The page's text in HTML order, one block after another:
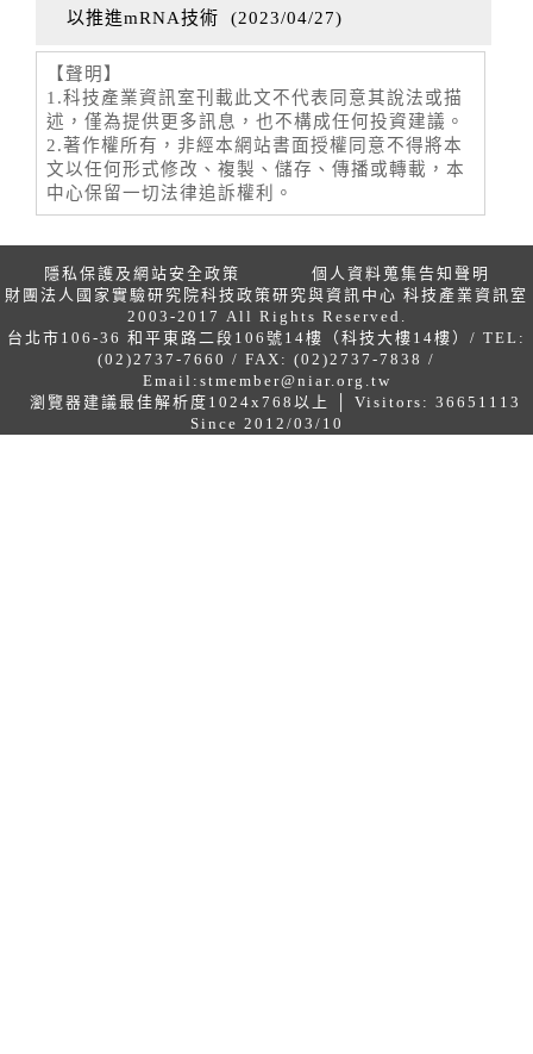
以推進mRNA技術 (2023/04/27)
【聲明】
1.科技產業資訊室刊載此文不代表同意其說法或描
述，僅為提供更多訊息，也不構成任何投資建議。
2.著作權所有，非經本網站書面授權同意不得將本
文以任何形式修改、複製、儲存、傳播或轉載，本
中心保留一切法律追訴權利。
隱私保護及網站安全政策
個人資料蒐集告知聲明
財團法人國家實驗研究院科技政策研究與資訊中心 科技產業資訊室
2003-2017 All Rights Reserved.
台北市106-36 和平東路二段106號14樓（科技大樓14樓）/ TEL:
(02)2737-7660 / FAX: (02)2737-7838 /
Email: stmember@niar.org.tw
瀏覽器建議最佳解析度1024x768以上 │ Visitors: 36651113
Since 2012/03/10